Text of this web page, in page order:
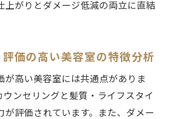
上がりとダメージ低減の両立に直結
価の高い美容室の特徴分析
が高い美容室には共通点がありま
ウンセリングと髪質・ライフスタイ
が評価されています。また、ダメー